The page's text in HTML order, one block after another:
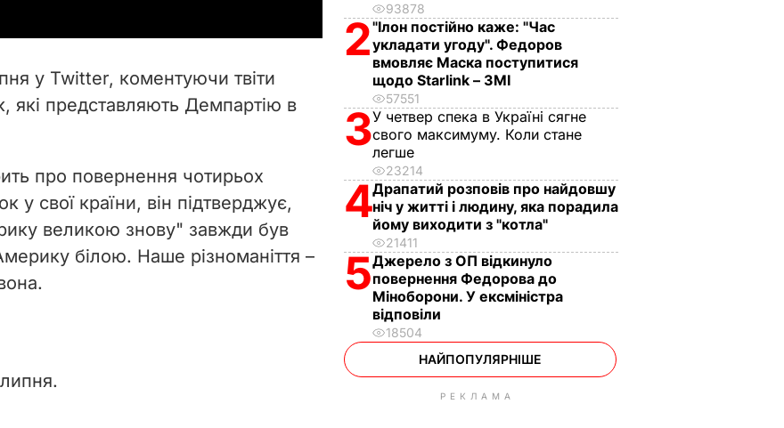
i
e
o
у Twitter, коментуючи твіти
які представляють Демпартію в
про повернення чотирьох
у свої країни, він підтверджує,
великою знову" завжди був
білою. Наше різноманіття –
93878
2"Ілон постійно каже: "Час
укладати угоду". Федоров
вмовляє Маска поступитися
щодо Starlink – ЗМІ
57551
3У четвер спека в Україні сягне
свого максимуму. Коли стане
легше
23214
4Драпатий розповів про найдовшу
ніч у житті і людину, яка порадила
йому виходити з "котла"
21411
5Джерело з ОП відкинуло
повернення Федорова до
Міноборони. У ексміністра
відповіли
18504
НАЙПОПУЛЯРНІШЕ
РЕКЛАМА